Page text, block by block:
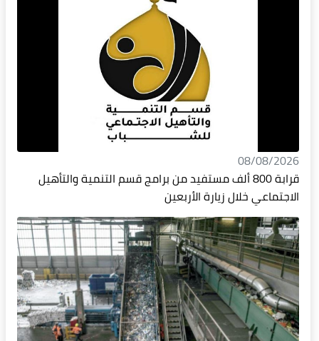
08/08/2026
قرابة 800 ألف مستفيد من برامج قسم التنمية والتأهيل
الاجتماعي خلال زيارة الأربعين